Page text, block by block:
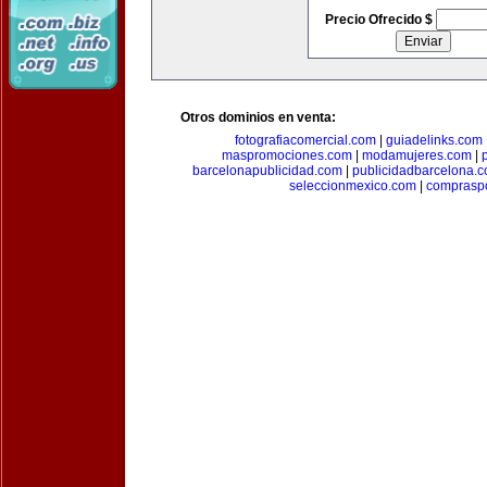
Precio Ofrecido $
Otros dominios en venta:
fotografiacomercial.com
guiadelinks.com
maspromociones.com
modamujeres.com
barcelonapublicidad.com|
seleccionmexico.com